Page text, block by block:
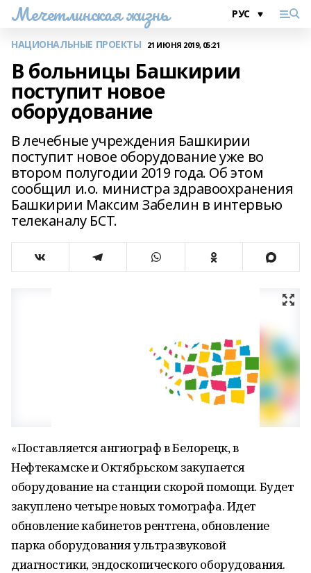
Мечетлинская жизнь
НАЦИОНАЛЬНЫЕ ПРОЕКТЫ 21 ИЮНЯ 2019, 05:21
В больницы Башкирии
поступит новое
оборудование
В лечебные учреждения Башкирии
поступит новое оборудование уже во
втором полугодии 2019 года. Об этом
сообщил и.о. министра здравоохранения
Башкирии Максим Забелин в интервью
телеканалу БСТ.
«Поставляется ангиограф в Белорецк, в
Нефтекамске и Октябрьском закупается
оборудование на станции скорой помощи. Будет
закуплено четыре новых томографа. Идет
обновление кабинетов рентгена, обновление
парка оборудования ультразвуковой
диагностики, эндоскопического оборудования.